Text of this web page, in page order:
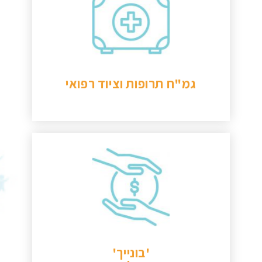
גמ"ח תרופות וציוד רפואי
רשת הגמ"חים של בוני עולם היא יוזמה
שנועדה לספק מענה ולהנגיש תרופות
ברמת זמינות מידית וכן, לסבסד תרופות
שאינן נכללות בביטוחים הרפואיים.
'בונייך'
קרו ההלוואות 'בונייך' עומדת לימינם של
זוגות אשר העלויות הגבוהות של האבחונים
והטיפולים הופכות אותם לבלתי אפשריים
עבורם.